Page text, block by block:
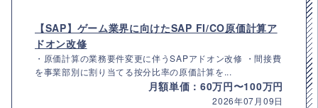
【SAP】ゲーム業界に向けたSAP FI/CO原価計算ア
ドオン改修
・原価計算の業務要件変更に伴うSAPアドオン改修 ・間接費
を事業部別に割り当てる按分比率の原価計算を...
月額単価：60万円〜100万円
2026年07月09日